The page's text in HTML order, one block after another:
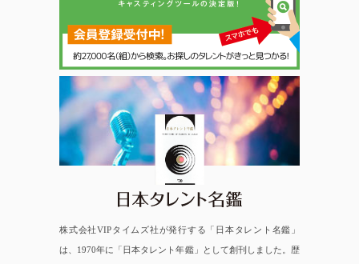
日本タレント名鑑
株式会社VIPタイムズ社が発行する「日本タレント名鑑」
は、1970年に「日本タレント年鑑」として創刊しました。歴